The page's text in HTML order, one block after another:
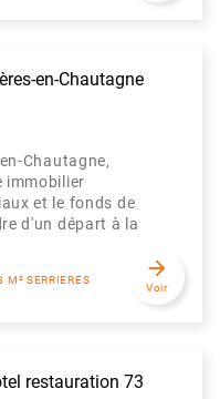
en-Chautagne
Chautagne,
immobilier
et le fonds de
d'un départ à la
M² SERRIERES
arrow_forward
Voir
restauration 73